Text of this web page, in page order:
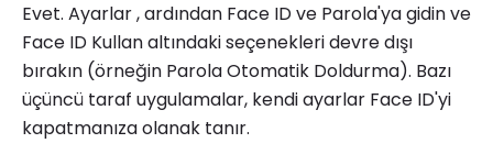
Evet. Ayarlar , ardından Face ID ve Parola'ya gidin ve
Face ID Kullan altındaki seçenekleri devre dışı
bırakın (örneğin Parola Otomatik Doldurma). Bazı
üçüncü taraf uygulamalar, kendi ayarlar Face ID'yi
kapatmanıza olanak tanır.